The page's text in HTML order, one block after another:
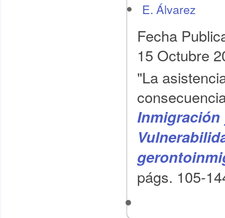
E. Álvarez
Fecha
15 Octubre
"La
Inmigración
págs. 105-